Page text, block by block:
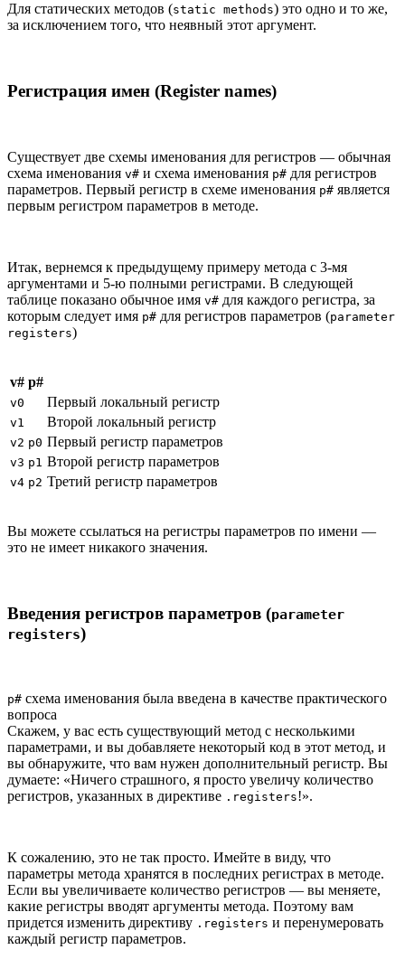
Для статических методов (static methods) это одно и то же,
за исключением того, что неявный этот аргумент.
Регистрация имен (Register names)
Существует две схемы именования для регистров — обычная
схема именования v# и схема именования p# для регистров
параметров. Первый регистр в схеме именования p# является
первым регистром параметров в методе.
Итак, вернемся к предыдущему примеру метода с 3-мя
аргументами и 5-ю полными регистрами. В следующей
таблице показано обычное имя v# для каждого регистра, за
которым следует имя p# для регистров параметров (parameter
registers)
v# p#
v0 Первый локальный регистр
v1 Второй локальный регистр
v2 p0 Первый регистр параметров
v3 p1 Второй регистр параметров
v4 p2 Третий регистр параметров
Вы можете ссылаться на регистры параметров по имени —
это не имеет никакого значения.
Введения регистров параметров (parameter
registers)
p# схема именования была введена в качестве практического
вопроса
Скажем, у вас есть существующий метод с несколькими
параметрами, и вы добавляете некоторый код в этот метод, и
вы обнаружите, что вам нужен дополнительный регистр. Вы
думаете: «Ничего страшного, я просто увеличу количество
регистров, указанных в директиве .registers!».
К сожалению, это не так просто. Имейте в виду, что
параметры метода хранятся в последних регистрах в методе.
Если вы увеличиваете количество регистров — вы меняете,
какие регистры вводят аргументы метода. Поэтому вам
придется изменить директиву .registers и перенумеровать
каждый регистр параметров.